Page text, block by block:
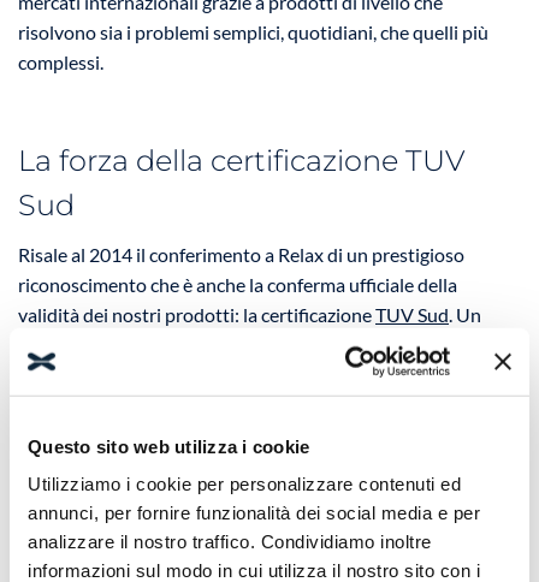
Questo sito web utilizza i cookie
Utilizziamo i cookie per personalizzare contenuti ed
annunci, per fornire funzionalità dei social media e per
analizzare il nostro traffico. Condividiamo inoltre
informazioni sul modo in cui utilizza il nostro sito con i
risolvono sia i problemi semplici, quotidiani, che quelli più
complessi.
La forza della certificazione TUV
Sud
Risale al 2014 il conferimento a Relax di un prestigioso
riconoscimento che è anche la conferma ufficiale della
validità dei nostri prodotti: la certificazioneTUV Sud. Un
premio alla professionalità di chi lavora per Relax, agli
avanzati sistemi di progettazione e sviluppo di nuovi
controllo delle merci, al premuroso servizio clienti. Da allora
La tecnologia al servizio della